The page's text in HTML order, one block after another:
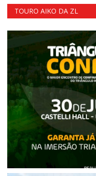
TOURO AIKO DA ZL